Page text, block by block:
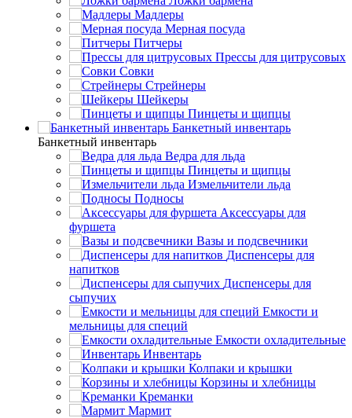
Мадлеры
Мерная посуда
Питчеры
Прессы для цитрусовых
Совки
Стрейнеры
Шейкеры
Пинцеты и щипцы
Банкетный инвентарь
Банкетный инвентарь
Ведра для льда
Пинцеты и щипцы
Измельчители льда
Подносы
Аксессуары для
фуршета
Вазы и подсвечники
Диспенсеры для
напитков
Диспенсеры для
сыпучих
Емкости и
мельницы для специй
Емкости охладительные
Инвентарь
Колпаки и крышки
Корзины и хлебницы
Креманки
Мармит